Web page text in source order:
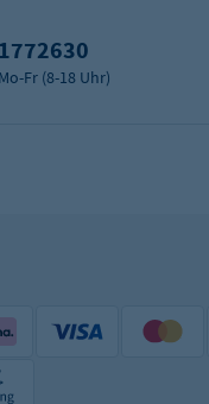
Fr (8-18 Uhr)